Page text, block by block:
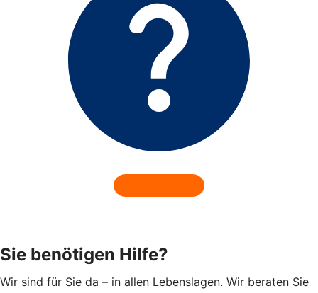
Sie benötigen Hilfe?
Wir sind für Sie da – in allen Lebenslagen. Wir beraten Sie